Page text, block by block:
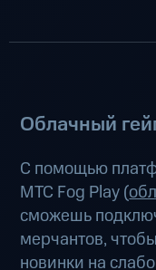
Облачный
С помощью
МТС Fog Play (
сможешь
мерчантов,
новинки на